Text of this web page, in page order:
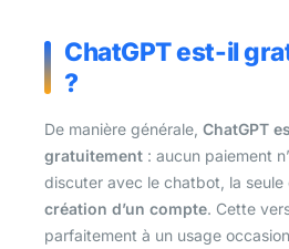
ChatGPT est-il
?
De manière générale, ChatGPT
gratuitement : aucun paiement
discuter avec le chatbot, la seule
création d’un compte. Cette
parfaitement à un usage